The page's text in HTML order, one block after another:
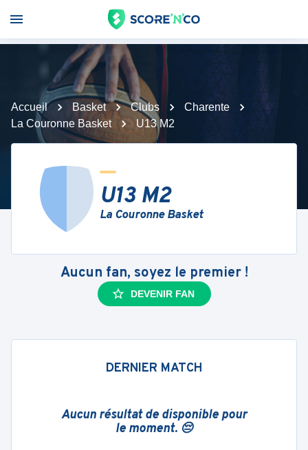
Accueil Basket Clubs
Charente
La Couronne Basket
U13 M2
U13 M2
La Couronne Basket
Aucun fan, soyez le premier !
DEVENIR FAN
DERNIER MATCH
Aucun résultat de disponible pour
le moment. 😔